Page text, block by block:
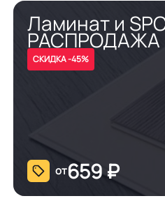
Ламинат и
РАСПРОДАЖА
СКИДКА -45%
от659₽